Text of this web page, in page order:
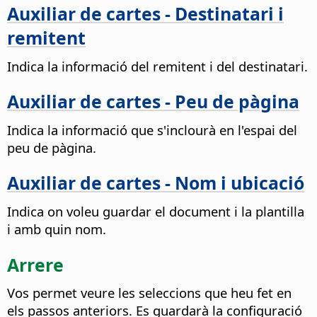
Auxiliar de cartes - Destinatari i
remitent
Indica la informació del remitent i del destinatari.
Auxiliar de cartes - Peu de pàgina
Indica la informació que s'inclourà en l'espai del
peu de pàgina.
Auxiliar de cartes - Nom i ubicació
Indica on voleu guardar el document i la plantilla
i amb quin nom.
Arrere
Vos permet veure les seleccions que heu fet en
els passos anteriors. Es guardarà la configuració